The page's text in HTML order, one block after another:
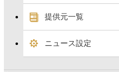
提供元一覧
ニュース設定